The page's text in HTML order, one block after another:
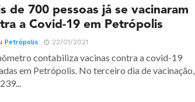
de 700 pessoas já se vacinaram
a Covid-19 em Petrópolis
Petrópolis 22/01/2021
contabiliza vacinas contra a covid-19
em Petrópolis. No terceiro dia de vacinação,